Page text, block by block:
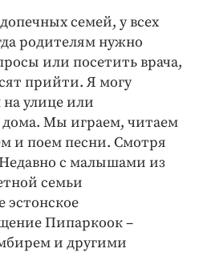
семей, у всех
родителям нужно
или посетить врача,
прийти. Я могу
на улице или
Мы играем, читаем
и поем песни. Смотря
с малышами из
семьи
эстонское
Пипаркоок –
и другими